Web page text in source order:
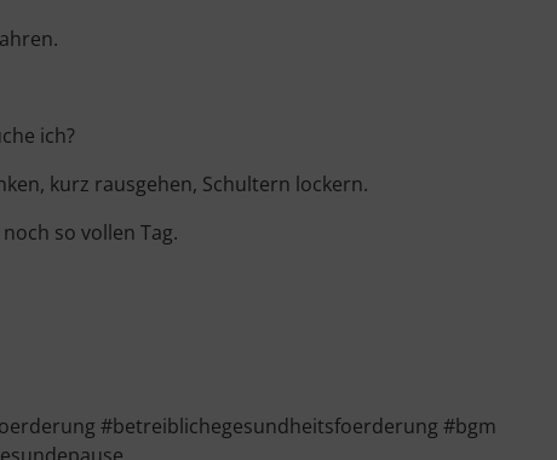
ich?
kurz rausgehen, Schultern lockern.
so vollen Tag.
#betreiblichegesundheitsfoerderung #bgm